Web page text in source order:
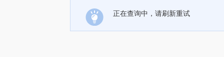
正在查询中，请刷新重试